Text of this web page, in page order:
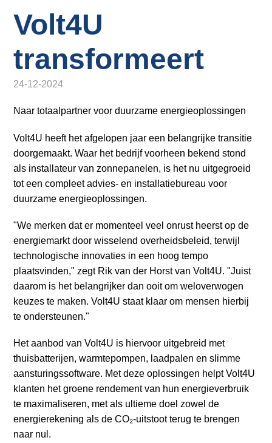
n
a
v
g
t
o
n
J
u
m
o
m
a
i
n
c
Volt4U
transformeert
24-12-2024
Naar totaalpartner voor duurzame energieoplossingen
Volt4U heeft het afgelopen jaar een belangrijke transitie
doorgemaakt. Waar het bedrijf voorheen bekend stond
als installateur van zonnepanelen, is het nu uitgegroeid
tot een compleet advies- en installatiebureau voor
duurzame energieoplossingen.
"We merken dat er momenteel veel onrust heerst op de
energiemarkt door wisselend overheidsbeleid, terwijl
technologische innovaties in een hoog tempo
plaatsvinden," zegt Rik van der Horst van Volt4U. "Juist
daarom is het belangrijker dan ooit om weloverwogen
keuzes te maken. Volt4U staat klaar om mensen hierbij
te ondersteunen."
Het aanbod van Volt4U is hiervoor uitgebreid met
thuisbatterijen, warmtepompen, laadpalen en slimme
aansturingssoftware. Met deze oplossingen helpt Volt4U
klanten het groene rendement van hun energieverbruik
te maximaliseren, met als ultieme doel zowel de
energierekening als de CO₂-uitstoot terug te brengen
naar nul.